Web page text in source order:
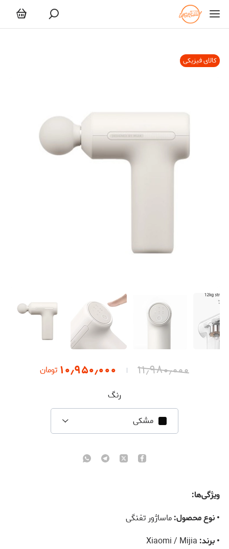
کالای فیزیکی
۱۱٫۹۸۰٫۰۰۰ ۱۰٫۹۵۰٫۰۰۰ تومان
رنگ
مشکی
ویژگی‌ها:
• نوع محصول:ماساژور تفنگی
• برند: